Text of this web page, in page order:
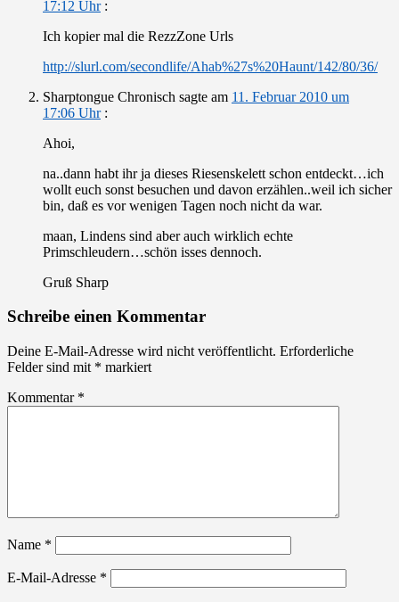
17:12 Uhr :
Ich kopier mal die RezzZone Urls
http://slurl.com/secondlife/Ahab%27s%20Haunt/142/80/36/
Sharptongue Chronisch sagte am 11. Februar 2010 um
17:06 Uhr :
Ahoi,
na..dann habt ihr ja dieses Riesenskelett schon entdeckt…ich
wollt euch sonst besuchen und davon erzählen..weil ich sicher
bin, daß es vor wenigen Tagen noch nicht da war.
maan, Lindens sind aber auch wirklich echte
Primschleudern…schön isses dennoch.
Gruß Sharp
Schreibe einen Kommentar
Deine E-Mail-Adresse wird nicht veröffentlicht. Erforderliche
Felder sind mit * markiert
Kommentar *
Name *
E-Mail-Adresse *